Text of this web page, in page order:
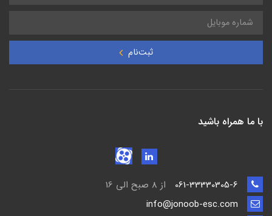
ثبت‌نام
با ما همراه باشید
از 8 صبح الی 16